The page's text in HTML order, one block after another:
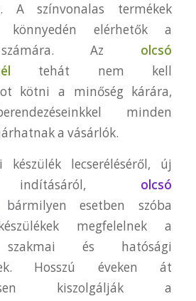
A színvonalas termékek
könnyedén elérhetők a
számára. Az olcsó
tehát nem kell
kötni a minőség kárára,
minden
a vásárlók.
készülék lecseréléséről, új
indításáról, olcsó
esetben szóba
megfelelnek a
szakmai és hatósági
Hosszú éveken át
kiszolgálják a